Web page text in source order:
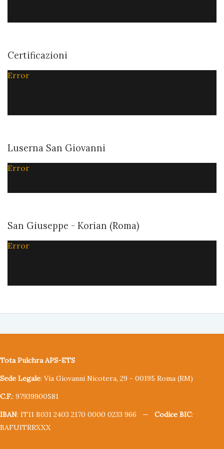
Certificazioni
Error
Luserna San Giovanni
Error
San Giuseppe - Korian (Roma)
Error
Tota Pulchra APS-ETS
Sede Legale: Via Giovanni Nicotera, 29 - 00195 Roma (RM)
C.F.: 97939900581
IBAN: IT11 B031 2403 2170 0000 0233 966 — Codice BIC:
BAFUITRRXXX